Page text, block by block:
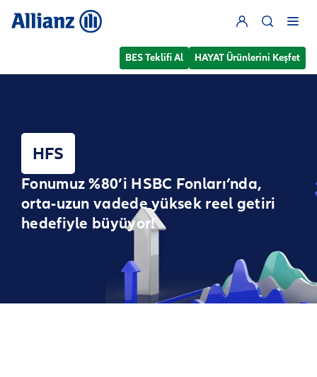
BES Teklifi Al HAYAT Ürünlerini Keşfet
HFS
Fonumuz %80’i HSBC Fonları’nda,
orta-uzun vadede yüksek reel getiri
hedefiyle büyüyor!